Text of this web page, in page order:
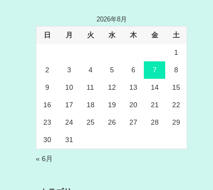
2026年8月
日 月 火 水 木 金 土
1
2 3 4 5 6 7 8
9 10 11 12 13 14 15
16 17 18 19 20 21 22
23 24 25 26 27 28 29
30 31
« 6月